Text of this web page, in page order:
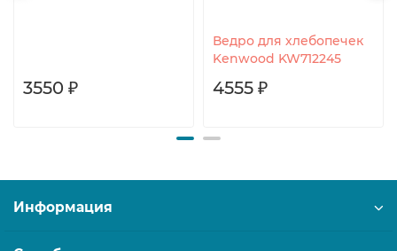
3550 ₽
Ведро для хлебопечек
Kenwood KW712245
4555 ₽
Информация